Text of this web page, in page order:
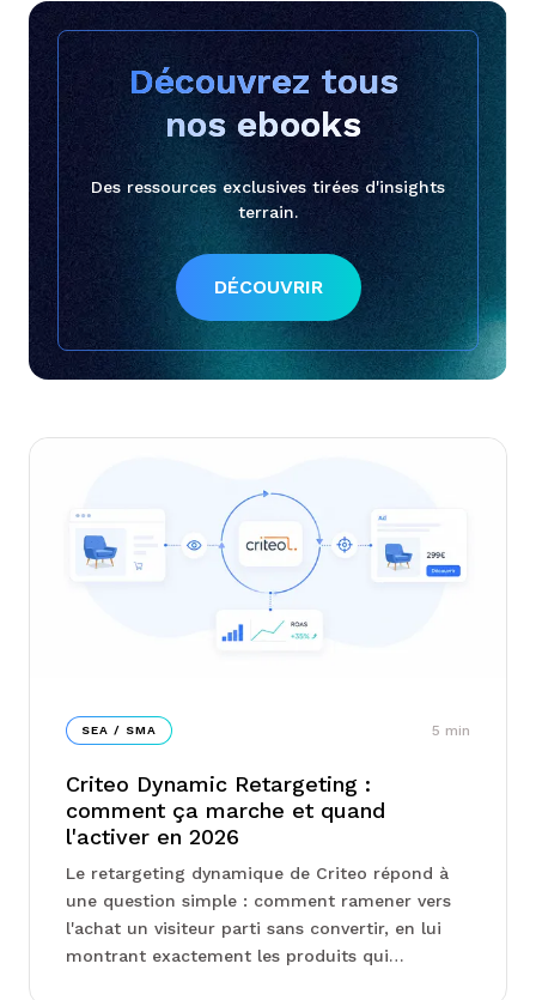
Découvrez tous
nos ebooks
Des ressources exclusives tirées d'insights
terrain.
DÉCOUVRIR
SEA / SMA 5 min
Criteo Dynamic Retargeting :
comment ça marche et quand
l'activer en 2026
Le retargeting dynamique de Criteo répond à
une question simple : comment ramener vers
l'achat un visiteur parti sans convertir, en lui
montrant exactement les produits qui